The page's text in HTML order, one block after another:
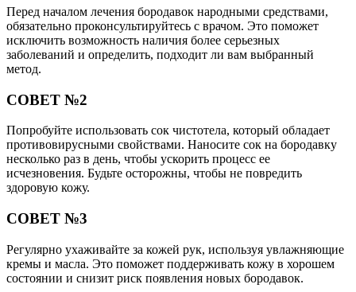
Перед началом лечения бородавок народными средствами,
обязательно проконсультируйтесь с врачом. Это поможет
исключить возможность наличия более серьезных
заболеваний и определить, подходит ли вам выбранный
метод.
СОВЕТ №2
Попробуйте использовать сок чистотела, который обладает
противовирусными свойствами. Наносите сок на бородавку
несколько раз в день, чтобы ускорить процесс ее
исчезновения. Будьте осторожны, чтобы не повредить
здоровую кожу.
СОВЕТ №3
Регулярно ухаживайте за кожей рук, используя увлажняющие
кремы и масла. Это поможет поддерживать кожу в хорошем
состоянии и снизит риск появления новых бородавок.